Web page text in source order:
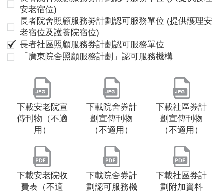
安老宿位)
長者院舍照顧服務劵計劃認可服務單位 (提供護理安
老宿位及護養院宿位)
長者社區照顧服務券計劃認可服務單位
「廣東院舍照顧服務計劃」認可服務機構
下載安老院宣
傳刊物（不適
用）
下載院舍券計
劃宣傳刊物
（不適用）
下載社區券計
劃宣傳刊物
（不適用）
下載安老院收
費表（不適
下載院舍券計
劃認可服務機
下載社區券計
劃附加資料